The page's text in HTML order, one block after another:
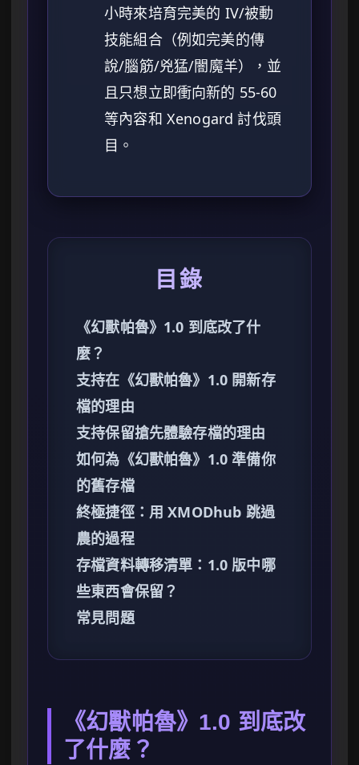
小時來培育完美的 IV/被動
技能組合（例如完美的傳
說/腦筋/兇猛/闇魔羊），並
且只想立即衝向新的 55-60
等內容和 Xenogard 討伐頭
目。
目錄
《幻獸帕魯》1.0 到底改了什
麼？
支持在《幻獸帕魯》1.0 開新存
檔的理由
支持保留搶先體驗存檔的理由
如何為《幻獸帕魯》1.0 準備你
的舊存檔
終極捷徑：用 XMODhub 跳過
農的過程
存檔資料轉移清單：1.0 版中哪
些東西會保留？
常見問題
《幻獸帕魯》1.0 到底改
了什麼？